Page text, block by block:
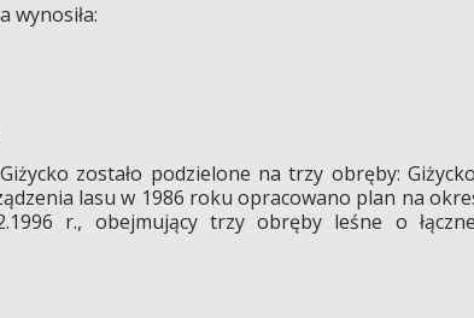
wynosiła:
zostało podzielone na trzy obręby:
lasu w 1986 roku opracowano plan na
r., obejmujący trzy obręby leśne o